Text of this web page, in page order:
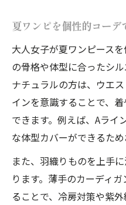
ーデ術
個性的コーデで
する方法
大人のきれいめ
楽しむ
きれいめな夏ワ
げする方法
羽織りで変化をつ
個性的コーデで
新提案
夏ワンピを個性的コー
大人女子が夏ワンピース
の骨格や体型に合ったシ
ナチュラルの方は、ウエ
インを意識することで、
できます。例えば、Aライ
な体型カバーができるため
また、羽織りものを上手
ります。薄手のカーディ
ることで、冷房対策や紫